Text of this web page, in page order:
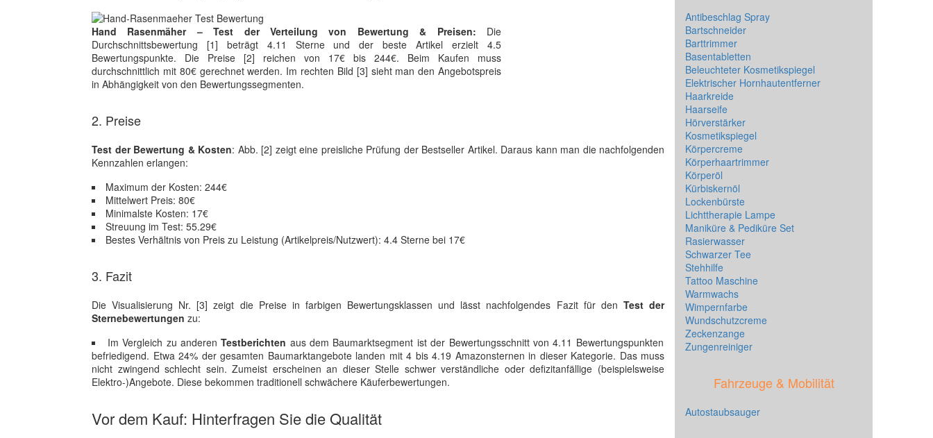
Hand Rasenmäher – Test der Verteilung von Bewertung & Preisen: Die
Durchschnittsbewertung [1] beträgt 4.11 Sterne und der beste Artikel erzielt 4.5
Bewertungspunkte. Die Preise [2] reichen von 17€ bis 244€. Beim Kaufen muss
durchschnittlich mit 80€ gerechnet werden. Im rechten Bild [3] sieht man den Angebotspreis
in Abhängigkeit von den Bewertungssegmenten.
2. Preise
Test der Bewertung & Kosten: Abb. [2] zeigt eine preisliche Prüfung der Bestseller Artikel. Daraus kann man die nachfolgenden
Kennzahlen erlangen:
Maximum der Kosten: 244€
Mittelwert Preis: 80€
Minimalste Kosten: 17€
Streuung im Test: 55.29€
Bestes Verhältnis von Preis zu Leistung (Artikelpreis/Nutzwert): 4.4 Sterne bei 17€
3. Fazit
Die Visualisierung Nr. [3] zeigt die Preise in farbigen Bewertungsklassen und lässt nachfolgendes Fazit für den Test der
Sternebewertungen zu:
Im Vergleich zu anderenTestberichten aus dem Baumarktsegment ist der Bewertungsschnitt von 4.11 Bewertungspunkten
befriedigend. Etwa 24% der gesamten Baumarktangebote landen mit 4 bis 4.19 Amazonsternen in dieser Kategorie. Das muss
nicht zwingend schlecht sein. Zumeist erscheinen an dieser Stelle schwer verständliche oder defizitanfällige (beispielsweise
Elektro-)Angebote. Diese bekommen traditionell schwächere Käuferbewertungen.
Vor dem Kauf: Hinterfragen Sie die Qualität
Antibeschlag Spray
Bartschneider
Barttrimmer
Basentabletten
Beleuchteter Kosmetikspiegel
Elektrischer Hornhautentferner
Haarkreide
Haarseife
Hörverstärker
Kosmetikspiegel
Körpercreme
Körperhaartrimmer
Körperöl
Kürbiskernöl
Lockenbürste
Lichttherapie Lampe
Maniküre & Pediküre Set
Rasierwasser
Schwarzer Tee
Stehhilfe
Tattoo Maschine
Warmwachs
Wimpernfarbe
Wundschutzcreme
Zeckenzange
Zungenreiniger
Fahrzeuge & Mobilität
Autostaubsauger